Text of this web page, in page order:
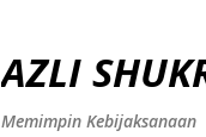
AZLI
Memimpin Kebijaksanaan